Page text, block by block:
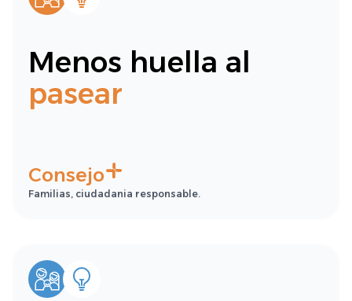
Menos huella al
pasear
Consejo
Familias, ciudadania responsable.